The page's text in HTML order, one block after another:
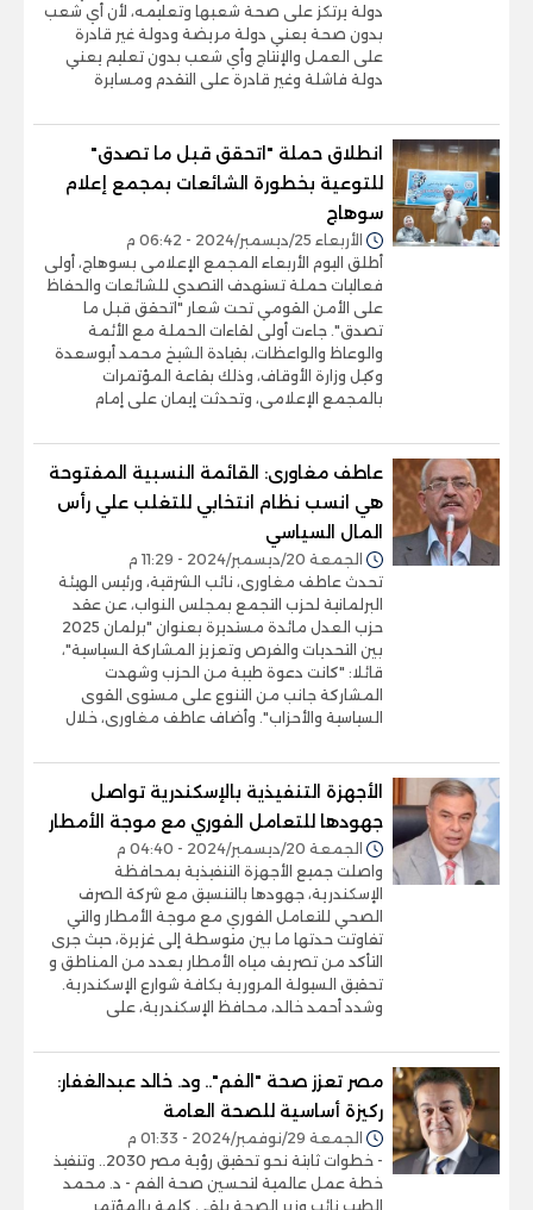
دولة يرتكز على صحة شعبها وتعليمه، لأن أي شعب
بدون صحة يعني دولة مريضة ودولة غير قادرة
على العمل والإنتاج وأي شعب بدون تعليم يعني
دولة فاشلة وغير قادرة على التقدم ومسايرة
انطلاق حملة "اتحقق قبل ما تصدق"
للتوعية بخطورة الشائعات بمجمع إعلام
سوهاج
الأربعاء 25/ديسمبر/2024 - 06:42 م
أطلق اليوم الأربعاء المجمع الإعلامى بسوهاج، أولى
فعاليات حملة تستهدف التصدي للشائعات والحفاظ
على الأمن القومي تحت شعار "اتحقق قبل ما
تصدق". جاءت أولى لقاءات الحملة مع الأئمة
والوعاظ والواعظات، بقيادة الشيخ محمد أبوسعدة
وكيل وزارة الأوقاف، وذلك بقاعة المؤتمرات
بالمجمع الإعلامى، وتحدثت إيمان على إمام
عاطف مغاورى: القائمة النسبية المفتوحة
هي انسب نظام انتخابي للتغلب علي رأس
المال السياسي
الجمعة 20/ديسمبر/2024 - 11:29 م
تحدث عاطف مغاورى، نائب الشرقية، ورئيس الهيئة
البرلمانية لحزب التجمع بمجلس النواب، عن عقد
حزب العدل مائدة مستديرة بعنوان "برلمان 2025
بين التحديات والفرص وتعزيز المشاركة السياسية"،
قائلا: "كانت دعوة طيبة من الحزب وشهدت
المشاركة جانب من التنوع على مستوى القوى
السياسية والأحزاب". وأضاف عاطف مغاورى، خلال
الأجهزة التنفيذية بالإسكندرية تواصل
جهودها للتعامل الفوري مع موجة الأمطار
الجمعة 20/ديسمبر/2024 - 04:40 م
واصلت جميع الأجهزة التنفيذية بمحافظة
الإسكندرية، جهودها بالتنسيق مع شركة الصرف
الصحي للتعامل الفوري مع موجة الأمطار والتي
تفاوتت حدتها ما بين متوسطة إلى غزيرة، حيث جرى
التأكد من تصريف مياه الأمطار بعدد من المناطق و
تحقيق السيولة المرورية بكافة شوارع الإسكندرية.
وشدد أحمد خالد، محافظ الإسكندرية، على
مصر تعزز صحة "الفم".. ود. خالد عبدالغفار:
ركيزة أساسية للصحة العامة
الجمعة 29/نوفمبر/2024 - 01:33 م
- خطوات ثابتة نحو تحقيق رؤية مصر 2030.. وتنفيذ
خطة عمل عالمية لتحسين صحة الفم - د. محمد
الطيب نائب وزير الصحة يلقى كلمة بالمؤتمر